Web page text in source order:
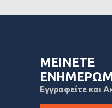
ΜΕΙΝΕΤΕ
Εγγραφείτε και